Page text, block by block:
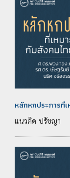
หลักหกประการที่
แนวคิด-ปรัชญา